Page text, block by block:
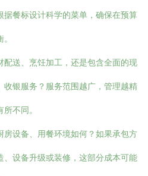
餐标设计科学的菜单，确保在预算
配送、烹饪加工，还是包含全面的现
银服务？服务范围越广，管理越精
不同。
房设备、用餐环境如何？如果承包方
、设备升级或装修，这部分成本可能